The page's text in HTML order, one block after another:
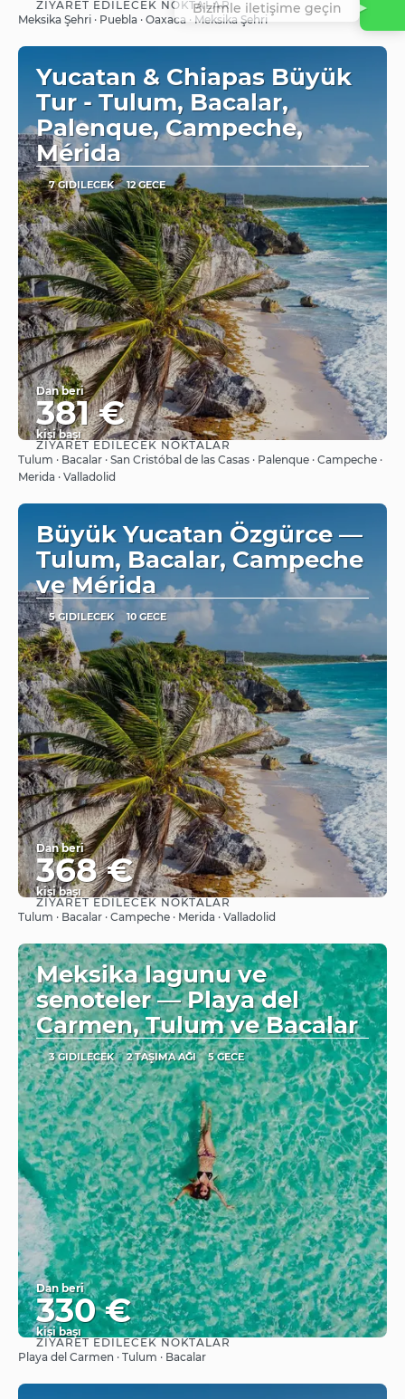
Görüntüle
ZIYARET EDILECEK NOKTALAR
Meksika Şehri · Puebla · Oaxaca · Meksika Şehri
Yucatan & Chiapas Büyük
Tur - Tulum, Bacalar,
Palenque, Campeche,
Mérida
7 GIDILECEK 12 GECE
Dan beri
381 €
kişi başı
Görüntüle
ZIYARET EDILECEK NOKTALAR
Tulum · Bacalar · San Cristóbal de las Casas · Palenque · Campeche ·
Merida · Valladolid
Büyük Yucatan Özgürce —
Tulum, Bacalar, Campeche
ve Mérida
5 GIDILECEK 10 GECE
Dan beri
368 €
kişi başı
Görüntüle
ZIYARET EDILECEK NOKTALAR
Tulum · Bacalar · Campeche · Merida · Valladolid
Meksika lagunu ve
senoteler — Playa del
Carmen, Tulum ve Bacalar
3 GIDILECEK 2 TAŞIMA AĞI 5 GECE
Dan beri
330 €
kişi başı
Görüntüle
ZIYARET EDILECEK NOKTALAR
Playa del Carmen · Tulum · Bacalar
Bizimle iletişime geçin